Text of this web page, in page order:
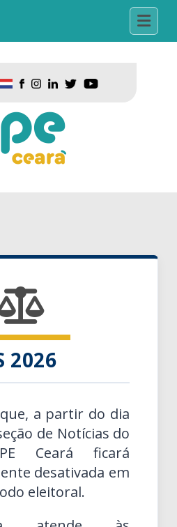
2026
a partir do dia
de Notícias do
Ceará ficará
desativada em
eleitoral.